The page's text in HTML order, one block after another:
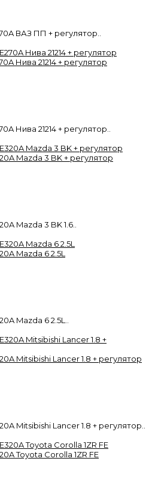
ВАЗ ПП + регулятор..
Нива 21214 + регулятор
Нива 21214 + регулятор..
Mazda 3 BK + регулятор
Mazda 3 BK 1.6..
Mazda 6 2.5L
Mazda 6 2.5L..
Mitsibishi Lancer 1.8 + регулятор
Mitsibishi Lancer 1.8 + регулятор..
Toyota Corolla 1ZR FE